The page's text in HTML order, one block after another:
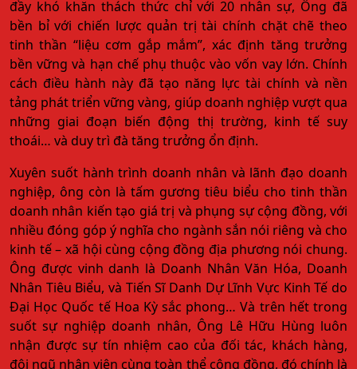
đầy khó khăn thách thức chỉ với 20 nhân sự, Ông đã
bền bỉ với chiến lược quản trị tài chính chặt chẽ theo
tinh thần “liệu cơm gắp mắm”, xác định tăng trưởng
bền vững và hạn chế phụ thuộc vào vốn vay lớn. Chính
cách điều hành này đã tạo năng lực tài chính và nền
tảng phát triển vững vàng, giúp doanh nghiệp vượt qua
những giai đoạn biến động thị trường, kinh tế suy
thoái… và duy trì đà tăng trưởng ổn định.
Xuyên suốt hành trình doanh nhân và lãnh đạo doanh
nghiệp, ông còn là tấm gương tiêu biểu cho tinh thần
doanh nhân kiến tạo giá trị và phụng sự cộng đồng, với
nhiều đóng góp ý nghĩa cho ngành sắn nói riêng và cho
kinh tế – xã hội cùng cộng đồng địa phương nói chung.
Ông được vinh danh là Doanh Nhân Văn Hóa, Doanh
Nhân Tiêu Biểu, và Tiến Sĩ Danh Dự Lĩnh Vực Kinh Tế do
Đại Học Quốc tế Hoa Kỳ sắc phong… Và trên hết trong
suốt sự nghiệp doanh nhân, Ông Lê Hữu Hùng luôn
nhận được sự tín nhiệm cao của đối tác, khách hàng,
đội ngũ nhân viên cùng toàn thể cộng đồng, đó chính là